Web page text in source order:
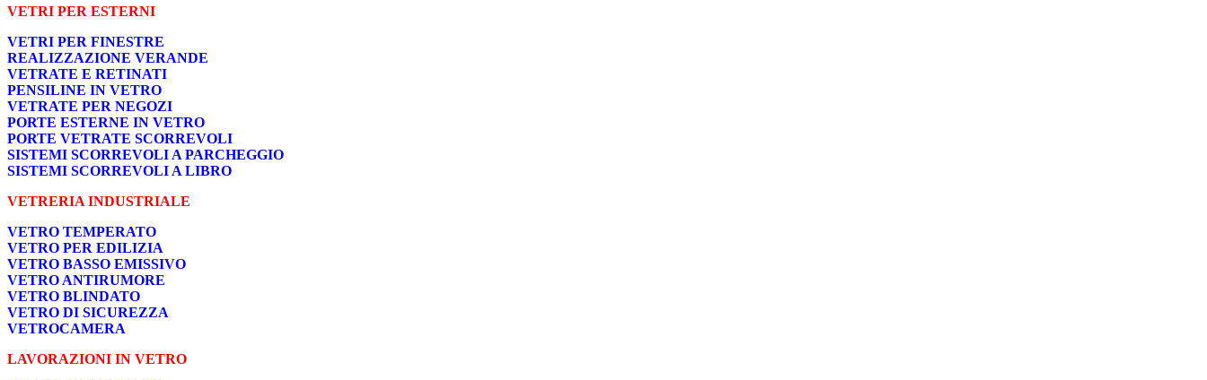
VETRI PER ESTERNI
VETRI PER FINESTRE
REALIZZAZIONE VERANDE
VETRATE E RETINATI
PENSILINE IN VETRO
VETRATE PER NEGOZI
PORTE ESTERNE IN VETRO
PORTE VETRATE SCORREVOLI
SISTEMI SCORREVOLI A PARCHEGGIO
SISTEMI SCORREVOLI A LIBRO
VETRERIA INDUSTRIALE
VETRO TEMPERATO
VETRO PER EDILIZIA
VETRO BASSO EMISSIVO
VETRO ANTIRUMORE
VETRO BLINDATO
VETRO DI SICUREZZA
VETROCAMERA
LAVORAZIONI IN VETRO